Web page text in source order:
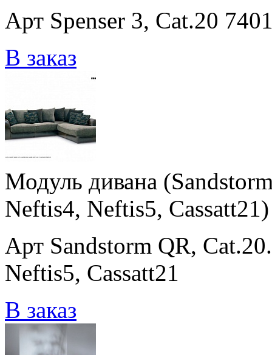
Арт Spenser 3, Cat.20
В заказ
Модуль дивана
Neftis4, Neftis5, Cassatt21)
Арт Sandstorm QR,
Neftis5, Cassatt21
В заказ